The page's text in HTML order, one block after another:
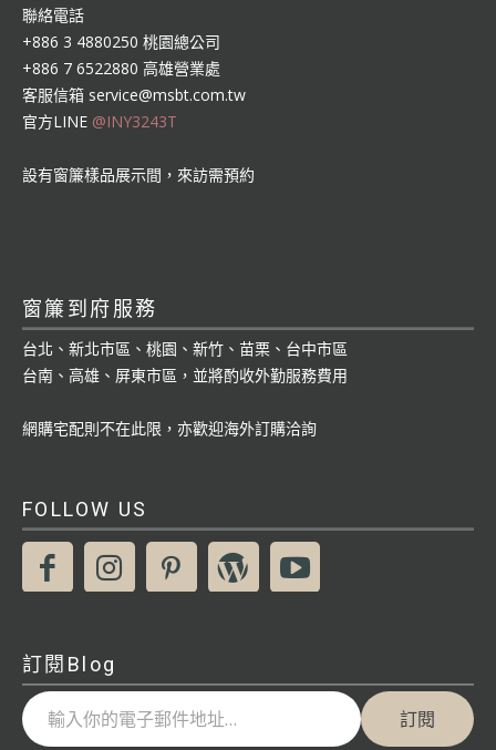
聯絡電話
+886 3 4880250 桃園總公司
+886 7 6522880 高雄營業處
客服信箱 service@msbt.com.tw
官方LINE @INY3243T
設有窗簾樣品展示間，來訪需預約
窗簾到府服務
台北、新北市區、桃園、新竹、苗栗、台中市區
台南、高雄、屏東市區，並將酌收外勤服務費用
網購宅配則不在此限，亦歡迎海外訂購洽詢
FOLLOW US
訂閱Blog
輸入你的電子郵件地址…
訂閱